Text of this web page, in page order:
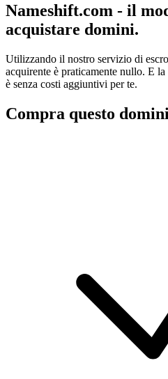
Nameshift.com - il
acquistare domini.
Utilizzando il nostro servizio di
acquirente è praticamente nullo. E
è senza costi aggiuntivi per te.
Compra questo